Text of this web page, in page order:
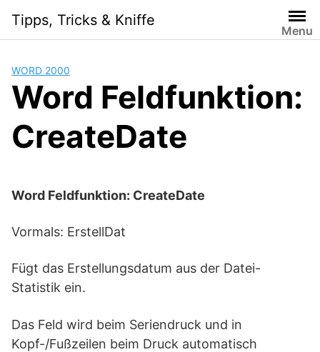
content
Tipps, Tricks & Kniffe
Menu
WORD 2000
Word Feldfunktion:
CreateDate
Word Feldfunktion: CreateDate
Vormals: ErstellDat
Fügt das Erstellungsdatum aus der Datei-
Statistik ein.
Das Feld wird beim Seriendruck und in
Kopf-/Fußzeilen beim Druck automatisch